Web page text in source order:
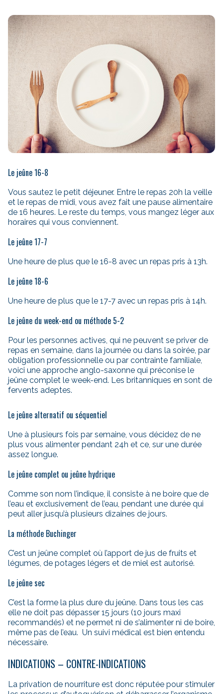
Le jeûne 16-8
Vous sautez le petit déjeuner. Entre le repas 20h la veille
et le repas de midi, vous avez fait une pause alimentaire
de 16 heures. Le reste du temps, vous mangez léger aux
horaires qui vous conviennent.
Le jeûne 17-7
Une heure de plus que le 16-8 avec un repas pris à 13h.
Le jeûne 18-6
Une heure de plus que le 17-7 avec un repas pris à 14h.
Le jeûne du week-end ou méthode 5-2
Pour les personnes actives, qui ne peuvent se priver de
repas en semaine, dans la journée ou dans la soirée, par
obligation professionnelle ou par contrainte familiale,
voici une approche anglo-saxonne qui préconise le
jeûne complet le week-end. Les britanniques en sont de
fervents adeptes.
Le jeûne alternatif ou séquentiel
Une à plusieurs fois par semaine, vous décidez de ne
plus vous alimenter pendant 24h et ce, sur une durée
assez longue.
Le jeûne complet ou jeûne hydrique
Comme son nom l’indique, il consiste à ne boire que de
l’eau et exclusivement de l’eau, pendant une durée qui
peut aller jusqu’à plusieurs dizaines de jours.
La méthode Buchinger
C’est un jeûne complet où l’apport de jus de fruits et
légumes, de potages légers et de miel est autorisé.
Le jeûne sec
C’est la forme la plus dure du jeûne. Dans tous les cas
elle ne doit pas dépasser 15 jours (10 jours maxi
recommandés) et ne permet ni de s’alimenter ni de boire,
même pas de l’eau. Un suivi médical est bien entendu
nécessaire.
INDICATIONS – CONTRE-INDICATIONS
La privation de nourriture est donc réputée pour stimuler